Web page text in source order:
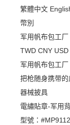
繁體中文
幣別
军用帆布包工厂
TWD CNY USD
军用帆布包工厂
把枪随身携带的
器械披具
電繡貼章-军用
型號：#MP9112